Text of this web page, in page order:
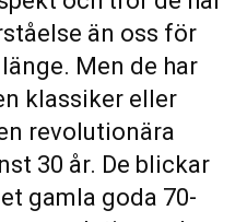
än oss för
Men de har
klassiker eller
revolutionära
30 år. De blickar
gamla goda 70-